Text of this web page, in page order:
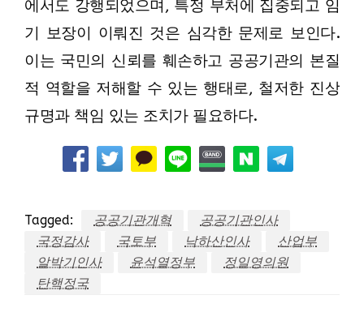
에서도 강행되었으며, 특정 부처에 집중되고 임
기 보장이 이뤄진 것은 심각한 문제로 보인다.
이는 국민의 신뢰를 훼손하고 공공기관의 본질
적 역할을 저해할 수 있는 행태로, 철저한 진상
규명과 책임 있는 조치가 필요하다.
Tagged: 공공기관개혁
공공기관인사
국정감사
국토부 낙하산인사
산업부
알박기인사
윤석열정부
정일영의원
탄핵정국